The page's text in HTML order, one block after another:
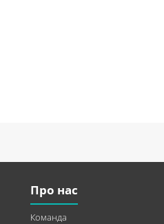
Про нас
Команда